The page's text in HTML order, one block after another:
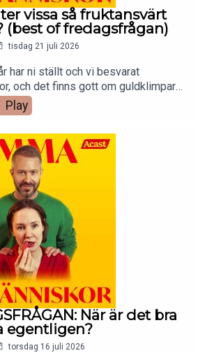
vissa så fruktansvärt
(best of fredagsfrågan)
tisdag 21 juli 2026
har ni ställt och vi besvarat
och det finns gott om guldklimpar i
sommar repriserar vi våra favoriter –
som verkligen förtjänar en lyssning
som vanligt.Redigering: Peter
oss på
Play
När är det bra
egentligen?
torsdag 16 juli 2026